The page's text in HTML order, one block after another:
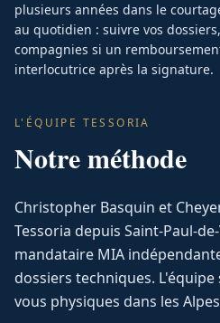
plusieurs années dans le
au quotidien : suivre vos
compagnies si un
interlocutrice après la signature.
L'ÉQUIPE TESSORIA
Notre méthode
Christopher Basquin et
Tessoria depuis Saint-Paul-
mandataire MIA
dossiers techniques.
vous physiques dans les